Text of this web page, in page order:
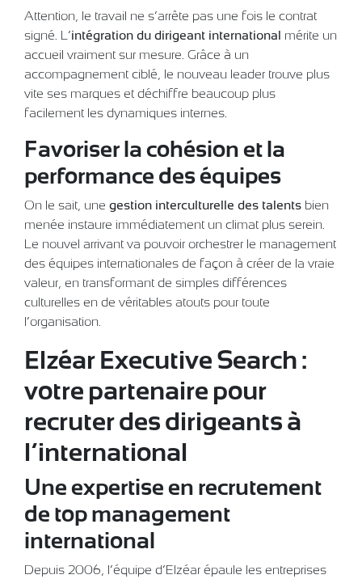
Attention, le travail ne s’arrête pas une fois le contrat
signé. L’intégration du dirigeant international mérite un
accueil vraiment sur mesure. Grâce à un
accompagnement ciblé, le nouveau leader trouve plus
vite ses marques et déchiffre beaucoup plus
facilement les dynamiques internes.
Favoriser la cohésion et la
performance des équipes
On le sait, une gestion interculturelle des talents bien
menée instaure immédiatement un climat plus serein.
Le nouvel arrivant va pouvoir orchestrer le management
des équipes internationales de façon à créer de la vraie
valeur, en transformant de simples différences
culturelles en de véritables atouts pour toute
l’organisation.
Elzéar Executive Search :
votre partenaire pour
recruter des dirigeants à
l’international
Une expertise en recrutement
de top management
international
Depuis 2006, l’équipe d’Elzéar épaule les entreprises